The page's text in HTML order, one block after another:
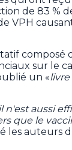
de 83 %
VPH
composé
sur le
un «
n'est aussi
que le
les auteurs